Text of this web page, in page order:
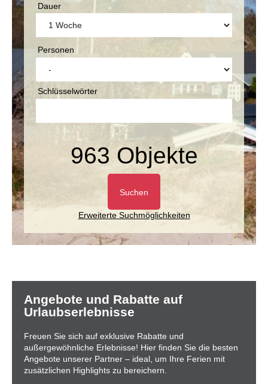
Dauer
Personen
Schlüsselwörter
963 Objekte
Suchen
Erweiterte Suchmöglichkeiten
Angebote und Rabatte auf
Urlaubserlebnisse
Freuen Sie sich auf exklusive Rabatte und
außergewöhnliche Erlebnisse! Hier finden Sie die besten
Angebote unserer Partner – ideal, um Ihre Ferien mit
zusätzlichen Highlights zu bereichern.